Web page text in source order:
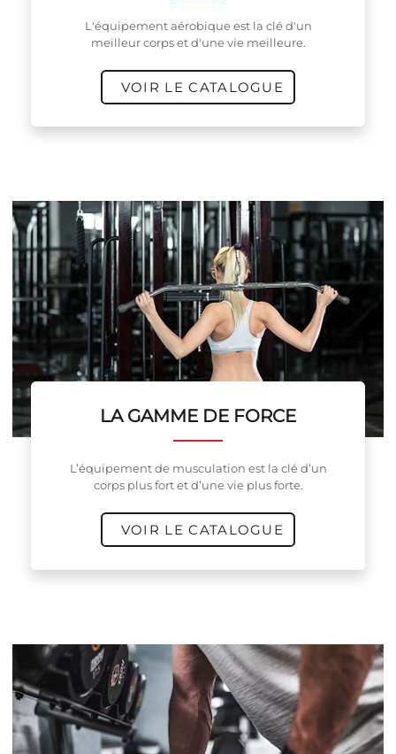
L'équipement aérobique est la clé d'un
meilleur corps et d'une vie meilleure.
VOIR LE CATALOGUE
LA GAMME DE FORCE
L’équipement de musculation est la clé d’un
corps plus fort et d’une vie plus forte.
VOIR LE CATALOGUE